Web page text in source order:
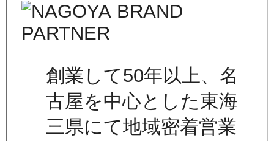
創業して50年以上、名
古屋を中心とした東海
三県にて地域密着営業